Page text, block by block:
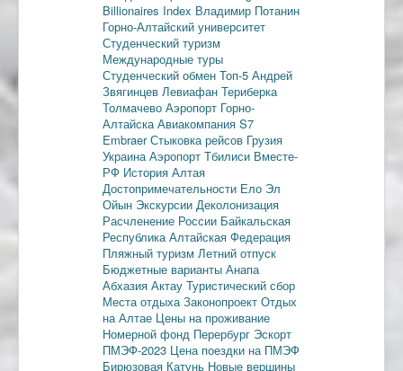
Billionaires Index Владимир Потанин
Горно-Алтайский университет
Студенческий туризм
Международные туры
Студенческий обмен Топ-5 Андрей
Звягинцев Левиафан Териберка
Толмачево Аэропорт Горно-
Алтайска Авиакомпания S7
EmbraerСтыковка рейсов Грузия
Украина Аэропорт Тбилиси Вместе-
РФ История Алтая
Достопримечательности Ело Эл
Ойын Экскурсии Деколонизация
Расчленение России Байкальская
Республика Алтайская Федерация
Пляжный туризм Летний отпуск
Бюджетные варианты Анапа
Абхазия Актау Туристический сбор
Места отдыха Законопроект Отдых
на Алтае Цены на проживание
Номерной фонд Перербург Эскорт
ПМЭФ-2023 Цена поездки на ПМЭФ
Бирюзовая Катунь Новые вершины